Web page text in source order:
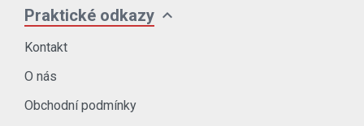
Praktické odkazy expand_more
Kontakt
O nás
Obchodní podmínky